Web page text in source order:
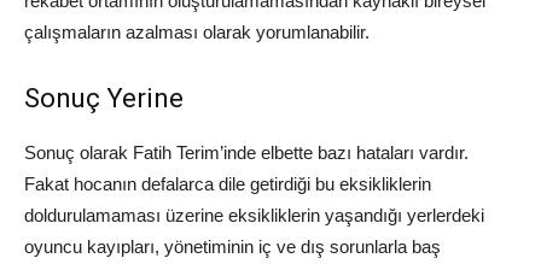
çalışmaların azalması olarak yorumlanabilir.
Sonuç Yerine
Sonuç olarak Fatih Terim’inde elbette bazı hataları vardır.
Fakat hocanın defalarca dile getirdiği bu eksikliklerin
doldurulamaması üzerine eksikliklerin yaşandığı yerlerdeki
oyuncu kayıpları, yönetiminin iç ve dış sorunlarla baş